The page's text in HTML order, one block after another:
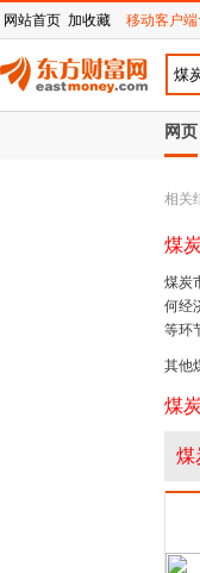
网页
相关
煤炭
煤炭
何经
等环
其他
煤炭
煤
网站首页 加收藏 移动客户端